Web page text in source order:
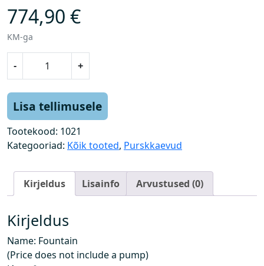
774,90 €
KM-ga
-
k
k
a
h
i
n
d
e
+
Lisa tellimusele
Tootekood: 1021
Kategooriad: Kõik tooted, Purskkaevud
Kirjeldus Lisainfo Arvustused (0)
Kirjeldus
Name: Fountain
(Price does not include a pump)